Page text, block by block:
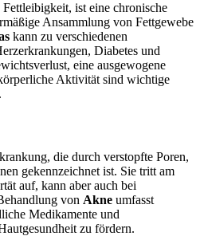
Fettleibigkeit, ist eine chronische
Ansammlung von Fettgewebe
kann zu verschiedenen
Diabetes und
eine ausgewogene
Aktivität sind wichtige
die durch verstopfte Poren,
gekennzeichnet ist. Sie tritt am
auf, kann aber auch bei
von Akne umfasst
Medikamente und
zu fördern.